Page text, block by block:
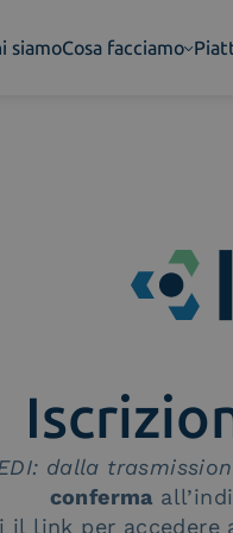
siamoCosa facciamo
dalla
conferma
il link per accedere